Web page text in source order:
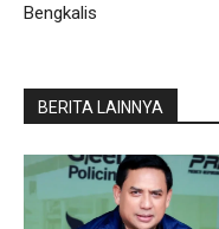
Bengkalis
BERITA LAINNYA